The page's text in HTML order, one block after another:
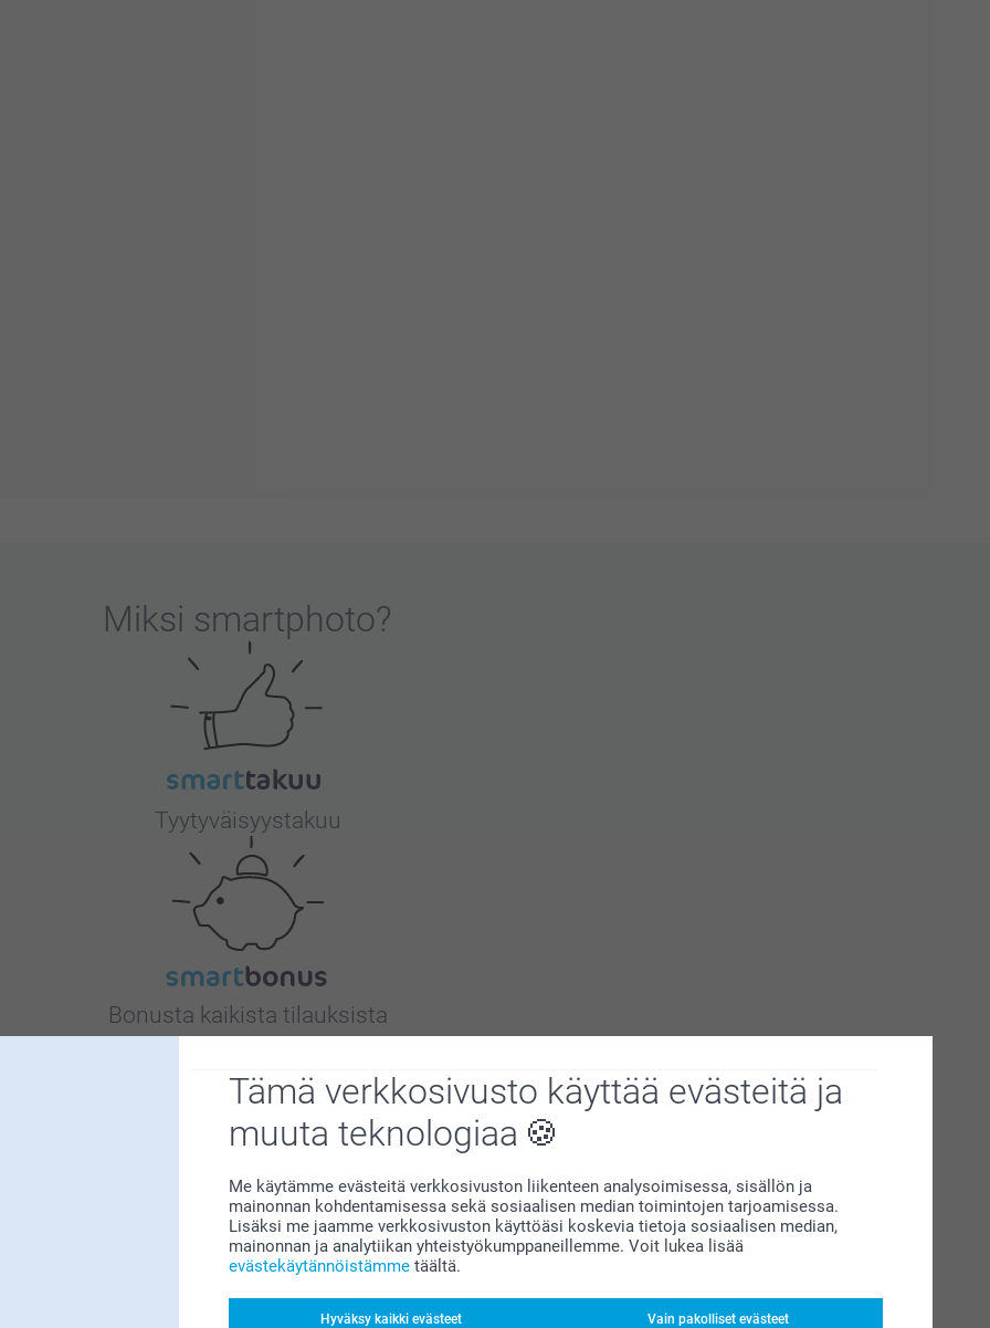
Tämä verkkosivusto käyttää evästeitä ja
muuta teknologiaa
Me käytämme evästeitä verkkosivuston liikenteen analysoimisessa, sisällön ja
mainonnan kohdentamisessa sekä sosiaalisen median toimintojen tarjoamisessa.
Lisäksi me jaamme verkkosivuston käyttöäsi koskevia tietoja sosiaalisen median,
mainonnan ja analytiikan yhteistyökumppaneillemme. Voit lukea lisää
evästekäytännöistämme täältä.
Hyväksy kaikki evästeet Vain pakolliset evästeet
Miksi smartphoto?
Tyytyväisyystakuu
Bonusta kaikista tilauksista
Etsitkö inspiraatiota?